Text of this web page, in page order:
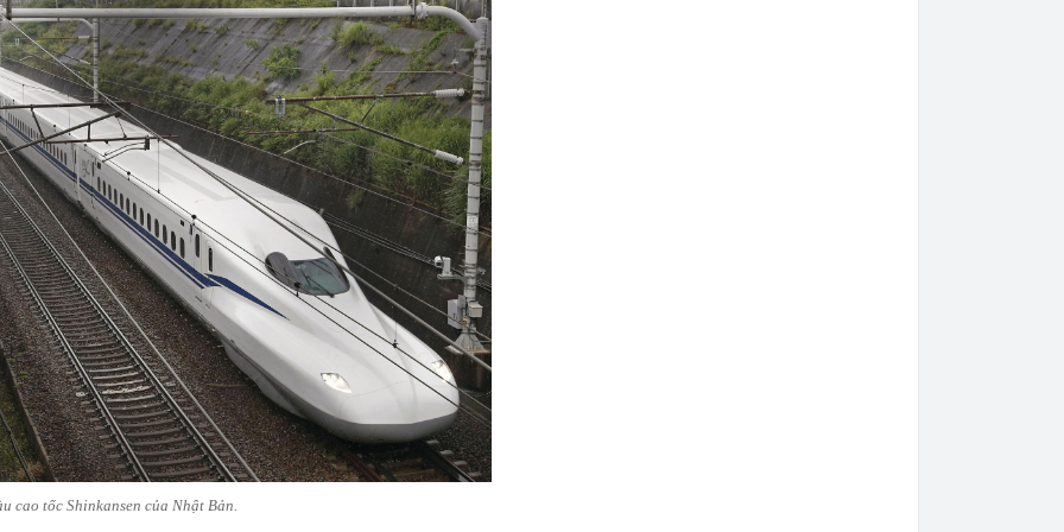
cao tốc Shinkansen của Nhật Bản.